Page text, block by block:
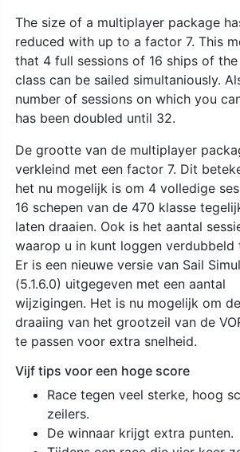
The size of a multiplayer package
reduced with up to a factor 7. This
that 4 full sessions of 16 ships of
class can be sailed simultaniously.
number of sessions on which you
has been doubled until 32.
De grootte van de multiplayer
verkleind met een factor 7. Dit
het nu mogelijk is om 4 volledige
16 schepen van de 470 klasse
laten draaien. Ook is het aantal
waarop u in kunt loggen verdubbeld
Er is een nieuwe versie van Sail
(5.1.6.0) uitgegeven met een aantal
wijzigingen. Het is nu mogelijk om de
draaiing van het grootzeil van de
te passen voor extra snelheid.
Vijf tips voor een hoge score
Race tegen veel sterke, hoog
zeilers.
De winnaar krijgt extra punten.